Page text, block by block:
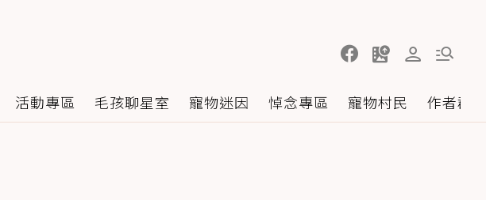
活動專區 毛孩聊星室 寵物迷因 悼念專區 寵物村民 作者群